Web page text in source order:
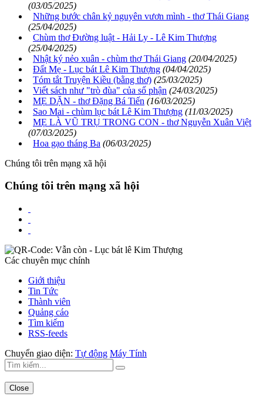
(03/05/2025)
Những bước chân kỷ nguyên vươn mình - thơ Thái Giang
(25/04/2025)
Chùm thơ Đường luật - Hải Ly - Lê Kim Thượng
(25/04/2025)
Nhật ký nẻo xuân - chùm thơ Thái Giang (20/04/2025)
Đất Mẹ - Lục bát Lê Kim Thượng (04/04/2025)
Tóm tắt Truyện Kiều (bằng thơ) (25/03/2025)
Viết sách như "trò đùa" của số phận (24/03/2025)
MẸ DẶN - thơ Đặng Bá Tiến (16/03/2025)
Sao Mai - chùm lục bát Lê Kim Thượng (11/03/2025)
MẸ LÀ VŨ TRỤ TRONG CON - thơ Nguyễn Xuân Việt
(07/03/2025)
Hoa gạo tháng Ba (06/03/2025)
Chúng tôi trên mạng xã hội
Chúng tôi trên mạng xã hội
Các chuyên mục chính
Giới thiệu
Tin Tức
Thành viên
Quảng cáo
Tìm kiếm
RSS-feeds
Chuyển giao diện: Tự động Máy Tính
Close